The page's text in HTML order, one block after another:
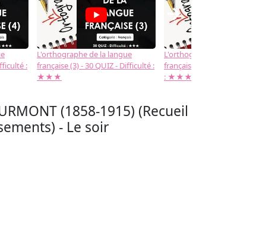
:
L'orthographe de la langue
française (3) - 30 QUIZ - Difficulté :
★★★
L'orthographe de la langue
française (2) -( 20 QUIZ -
: ★★★
→
(1858-1915) (Recueil
- Le soir